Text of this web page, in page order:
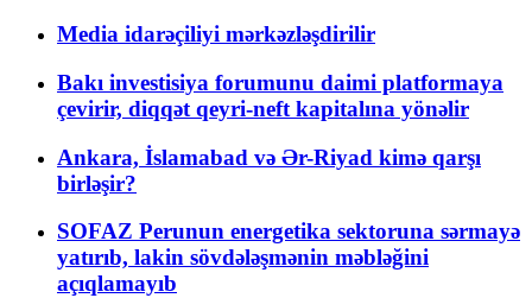
Media idarəçiliyi mərkəzləşdirilir
Bakı investisiya forumunu daimi platformaya
çevirir, diqqət qeyri-neft kapitalına yönəlir
Ankara, İslamabad və Ər-Riyad kimə qarşı
birləşir?
SOFAZ Perunun energetika sektoruna sərmayə
yatırıb, lakin sövdələşmənin məbləğini
açıqlamayıb